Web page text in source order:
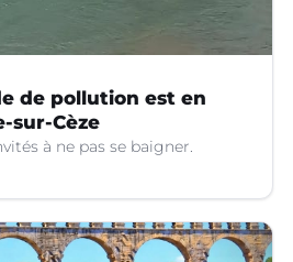
de pollution est en
sur-Cèze
à ne pas se baigner.